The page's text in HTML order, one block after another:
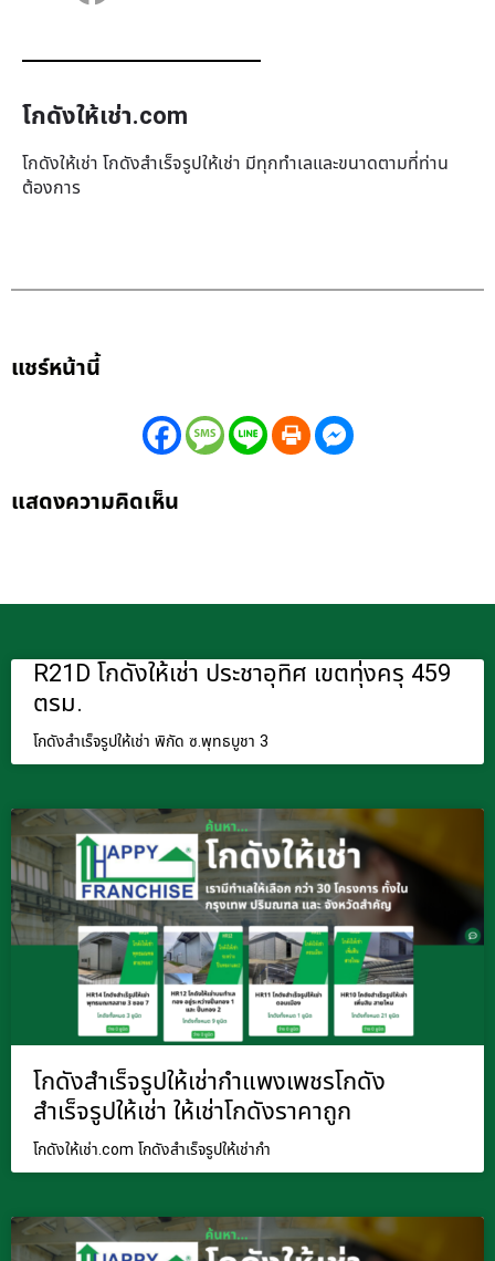
โกดังให้เช่า.com
โกดังให้เช่า โกดังสำเร็จรูปให้เช่า มีทุกทำเล​และขนาดตามที่ท่าน
ต้องการ
แชร์หน้านี้
แสดงความคิดเห็น
R21D โกดังให้เช่า ประชาอุทิศ เขตทุ่งครุ 459
ตรม.
โกดังสำเร็จรูปให้เช่า พิกัด ซ.พุทธบูชา 3
โกดังสำเร็จรูปให้เช่ากำแพงเพชรโกดัง
สำเร็จรูปให้เช่า ให้เช่าโกดังราคาถูก
โกดังให้เช่า.com โกดังสำเร็จรูปให้เช่ากำ